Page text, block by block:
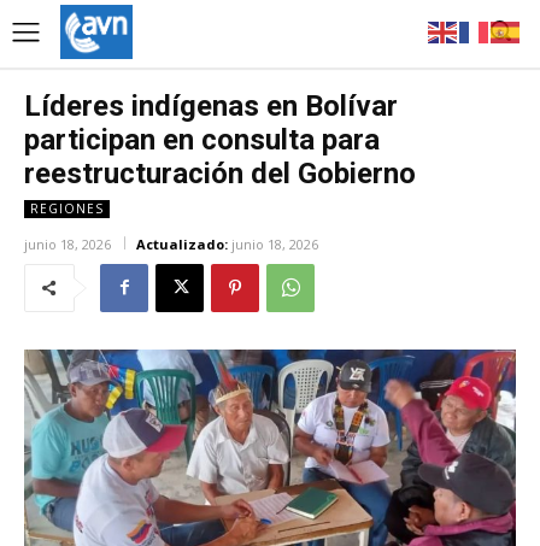
Líderes indígenas en Bolívar
participan en consulta para
reestructuración del Gobierno
REGIONES
junio 18, 2026 Actualizado: junio 18, 2026